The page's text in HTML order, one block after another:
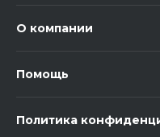
О компании
Помощь
Политика